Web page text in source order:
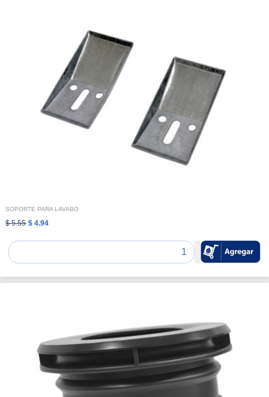
SOPORTE PARA LAVABO
$ 5.55 $ 4.94